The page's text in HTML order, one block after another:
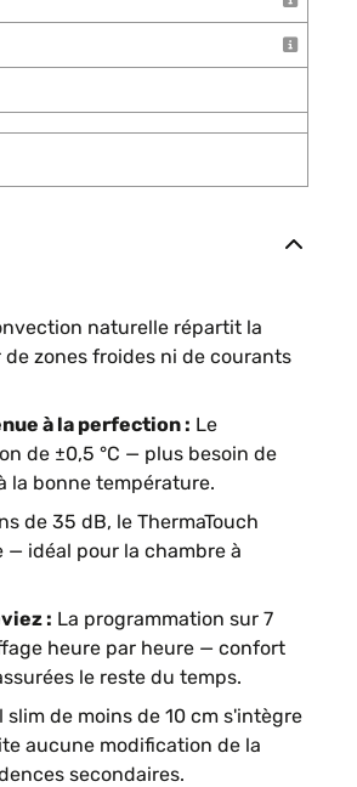
naturelle répartit la
zones froides ni de courants
à la perfection : Le
de ±0,5 °C — plus besoin de
la bonne température.
de 35 dB, le ThermaTouch
idéal pour la chambre à
: La programmation sur 7
heure par heure — confort
le reste du temps.
slim de moins de 10 cm s'intègre
aucune modification de la
secondaires.